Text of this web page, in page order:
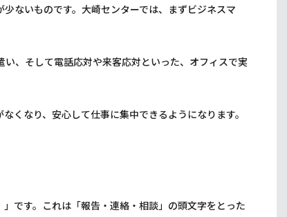
ないものです。大崎センターでは、まずビジネスマ
、そして電話応対や来客応対といった、オフィスで実
くなり、安心して仕事に集中できるようになります。
です。これは「報告・連絡・相談」の頭文字をとった